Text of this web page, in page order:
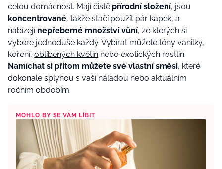
celou domácnost. Mají čistě přírodní složení, jsou
koncentrované, takže stačí použít pár kapek, a
nabízejí nepřeberné množství vůní, ze kterých si
vybere jednoduše každý. Vybírat můžete tóny vanilky,
koření, oblíbených květin nebo exotických rostlin.
Namíchat si přitom můžete své vlastní směsi, které
dokonale splynou s vaší náladou nebo aktuálním
ročním obdobím.
MOHLO BY SE VÁM LÍBIT